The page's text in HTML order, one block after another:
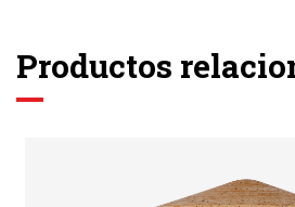
Productos